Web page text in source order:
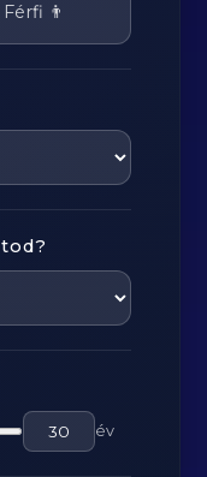
Férfi 👨
év